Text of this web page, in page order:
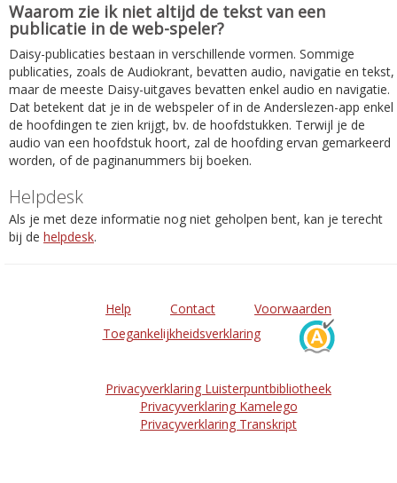
Waarom zie ik niet altijd de tekst van een
publicatie in de web-speler?
Daisy-publicaties bestaan in verschillende vormen. Sommige
publicaties, zoals de Audiokrant, bevatten audio, navigatie en tekst,
maar de meeste Daisy-uitgaves bevatten enkel audio en navigatie.
Dat betekent dat je in de webspeler of in de Anderslezen-app enkel
de hoofdingen te zien krijgt, bv. de hoofdstukken. Terwijl je de
audio van een hoofdstuk hoort, zal de hoofding ervan gemarkeerd
worden, of de paginanummers bij boeken.
Helpdesk
Als je met deze informatie nog niet geholpen bent, kan je terecht
bij de helpdesk.
Help Contact
Voorwaarden
Toegankelijkheidsverklaring
Privacyverklaring Luisterpuntbibliotheek
Privacyverklaring Kamelego
Privacyverklaring Transkript